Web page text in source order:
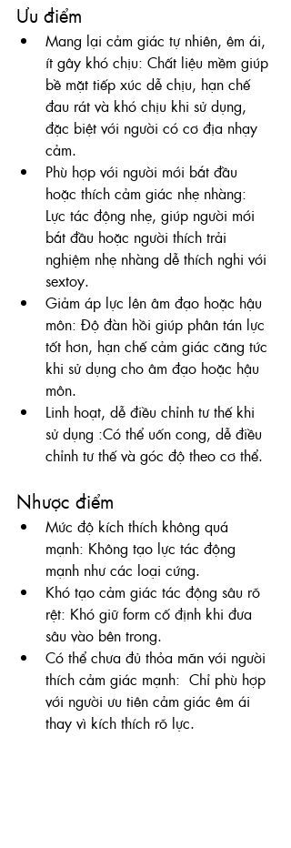
Ưu điểm
Mang lại cảm giác tự nhiên, êm ái,
ít gây khó chịu: Chất liệu mềm giúp
bề mặt tiếp xúc dễ chịu, hạn chế
đau rát và khó chịu khi sử dụng,
đặc biệt với người có cơ địa nhạy
cảm.
Phù hợp với người mới bắt đầu
hoặc thích cảm giác nhẹ nhàng:
Lực tác động nhẹ, giúp người mới
bắt đầu hoặc người thích trải
nghiệm nhẹ nhàng dễ thích nghi với
sextoy.
Giảm áp lực lên âm đạo hoặc hậu
môn: Độ đàn hồi giúp phân tán lực
tốt hơn, hạn chế cảm giác căng tức
khi sử dụng cho âm đạo hoặc hậu
môn.
Linh hoạt, dễ điều chỉnh tư thế khi
sử dụng :Có thể uốn cong, dễ điều
chỉnh tư thế và góc độ theo cơ thể.
Nhược điểm
Mức độ kích thích không quá
mạnh: Không tạo lực tác động
mạnh như các loại cứng.
Khó tạo cảm giác tác động sâu rõ
rệt: Khó giữ form cố định khi đưa
sâu vào bên trong.
Có thể chưa đủ thỏa mãn với người
thích cảm giác mạnh: Chỉ phù hợp
với người ưu tiên cảm giác êm ái
thay vì kích thích rõ lực.